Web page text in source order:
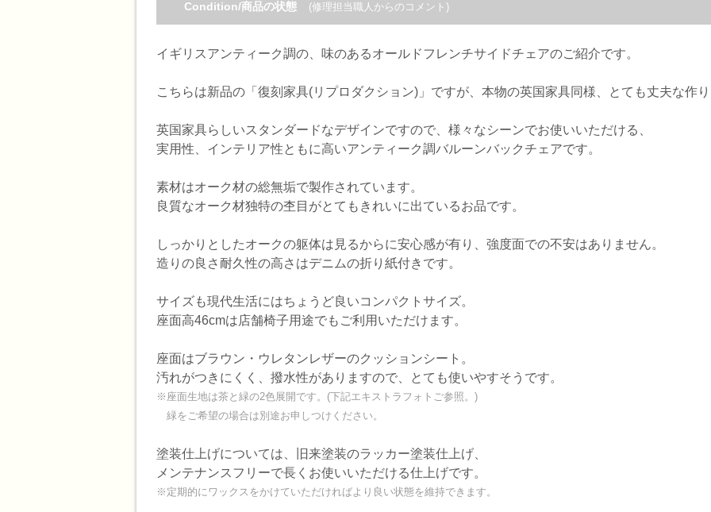
Condition/商品の状態 (修理担当職人からのコメント)
イギリスアンティーク調の、味のあるオールドフレンチサイドチェアのご紹介です。
こちらは新品の「復刻家具(リプロダクション)」ですが、本物の英国家具同様、とても丈夫な作
英国家具らしいスタンダードなデザインですので、様々なシーンでお使いいただける、
実用性、インテリア性ともに高いアンティーク調バルーンバックチェアです。
素材はオーク材の総無垢で製作されています。
良質なオーク材独特の杢目がとてもきれいに出ているお品です。
しっかりとしたオークの躯体は見るからに安心感が有り、強度面での不安はありません。
造りの良さ耐久性の高さはデニムの折り紙付きです。
サイズも現代生活にはちょうど良いコンパクトサイズ。
座面高46cmは店舗椅子用途でもご利用いただけます。
座面はブラウン・ウレタンレザーのクッションシート。
汚れがつきにくく、撥水性がありますので、とても使いやすそうです。
※座面生地は茶と緑の2色展開です。(下記エキストラフォトご参照。)
緑をご希望の場合は別途お申しつけください。
塗装仕上げについては、旧来塗装のラッカー塗装仕上げ、
メンテナンスフリーで長くお使いいただける仕上げです。
※定期的にワックスをかけていただければより良い状態を維持できます。